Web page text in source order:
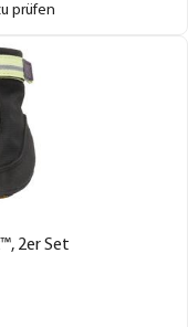
prüfen
2er Set